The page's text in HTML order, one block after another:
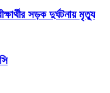
সড়ক দুর্ঘটনায় মৃত্যু